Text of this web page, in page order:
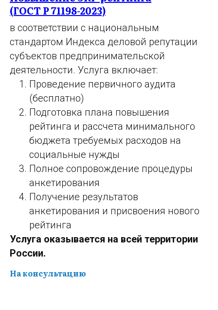
(ГОСТ Р 71198-2023)
в соответствии с национальным
стандартом Индекса деловой репутации
субъектов предпринимательской
деятельности. Услуга включает:
Проведение первичного аудита
(бесплатно)
⁠Подготовка плана повышения
рейтинга и рассчета минимального
бюджета требуемых расходов на
социальные нужды
⁠Полное сопровождение процедуры
анкетирования
⁠Получение результатов
анкетирования и присвоения нового
рейтинга
Услуга оказывается на всей территории
России.
На консультацию